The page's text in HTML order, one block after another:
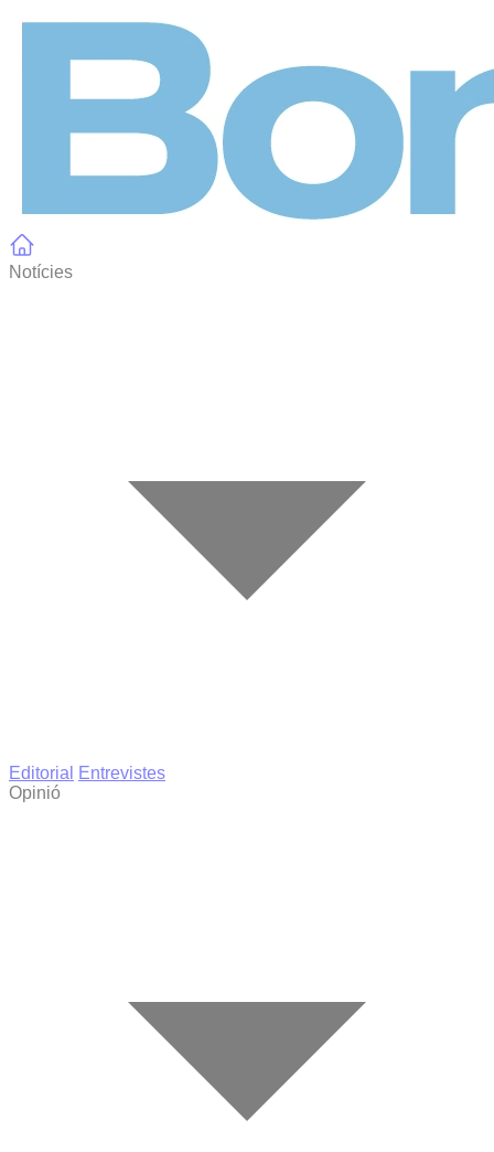
Notícies
Editorial
Entrevistes
Opinió